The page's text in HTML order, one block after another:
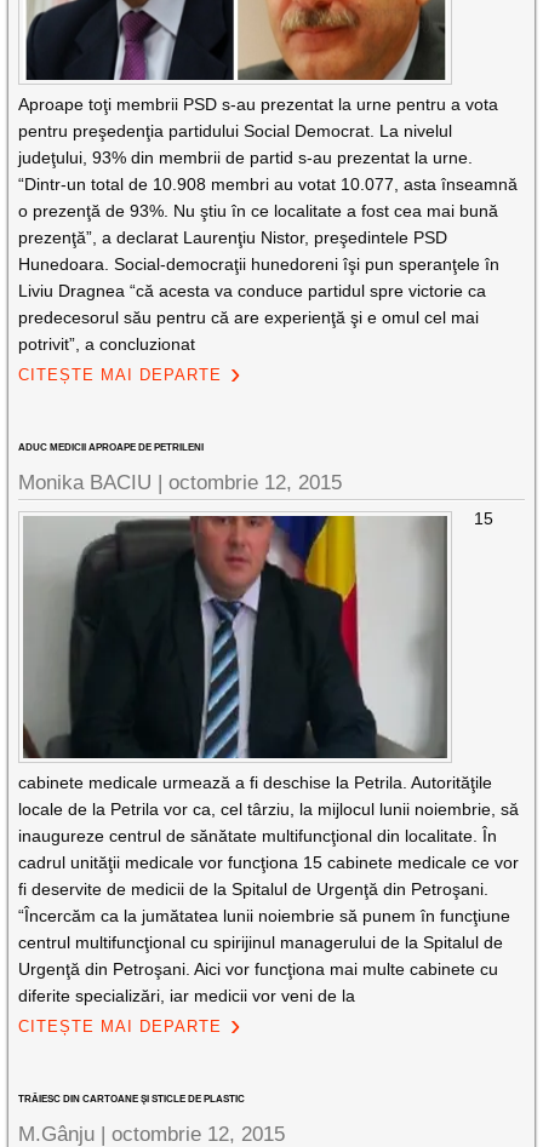
Aproape toţi membrii PSD s-au prezentat la urne pentru a vota
pentru preşedenţia partidului Social Democrat. La nivelul
judeţului, 93% din membrii de partid s-au prezentat la urne.
“Dintr-un total de 10.908 membri au votat 10.077, asta înseamnă
o prezenţă de 93%. Nu ştiu în ce localitate a fost cea mai bună
prezenţă”, a declarat Laurenţiu Nistor, preşedintele PSD
Hunedoara. Social-democraţii hunedoreni îşi pun speranţele în
Liviu Dragnea “că acesta va conduce partidul spre victorie ca
predecesorul său pentru că are experienţă şi e omul cel mai
potrivit”, a concluzionat
CITEȘTE MAI DEPARTE
ADUC MEDICII APROAPE DE PETRILENI
Monika BACIU |octombrie 12, 2015
15
cabinete medicale urmează a fi deschise la Petrila. Autorităţile
locale de la Petrila vor ca, cel târziu, la mijlocul lunii noiembrie, să
inaugureze centrul de sănătate multifuncţional din localitate. În
cadrul unităţii medicale vor funcţiona 15 cabinete medicale ce vor
fi deservite de medicii de la Spitalul de Urgenţă din Petroşani.
“Încercăm ca la jumătatea lunii noiembrie să punem în funcţiune
centrul multifuncţional cu spirijinul managerului de la Spitalul de
Urgenţă din Petroşani. Aici vor funcţiona mai multe cabinete cu
diferite specializări, iar medicii vor veni de la
CITEȘTE MAI DEPARTE
TRĂIESC DIN CARTOANE ŞI STICLE DE PLASTIC
M.Gânju |octombrie 12, 2015